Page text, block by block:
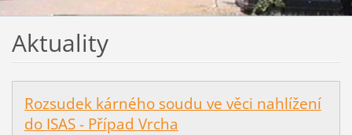
Aktuality
Rozsudek kárného soudu ve věci nahlížení
do ISAS - Případ Vrcha